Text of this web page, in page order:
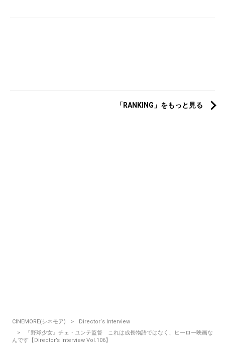
「RANKING」をもっと見る
CINEMORE(シネモア)
Director‘s Interview
『野球少女』チェ・ユンテ監督 これは成長物語ではなく、ヒーロー映画な
んです【Director’s Interview Vol.106】